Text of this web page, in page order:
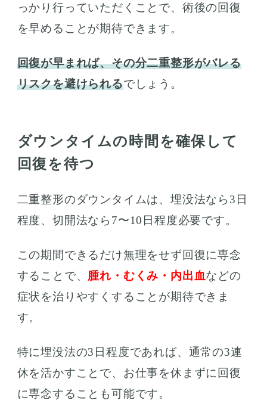
っかり行っていただくことで、術後の回復
を早めることが期待できます。
回復が早まれば、その分二重整形がバレる
リスクを避けられるでしょう。
ダウンタイムの時間を確保して
回復を待つ
二重整形のダウンタイムは、埋没法なら3日
程度、切開法なら7〜10日程度必要です。
この期間できるだけ無理をせず回復に専念
することで、 腫れ・むくみ・内出血などの
症状を治りやすくすることが期待できま
す。
特に埋没法の3日程度であれば、通常の3連
休を活かすことで、お仕事を休まずに回復
に専念することも可能です。